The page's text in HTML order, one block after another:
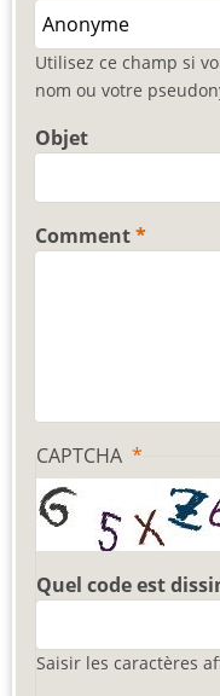
Utilisez ce champ si
nom ou votre
Objet
Comment
CAPTCHA
Quel code est
Saisir les caractères